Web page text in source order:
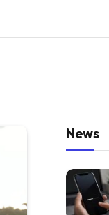
News